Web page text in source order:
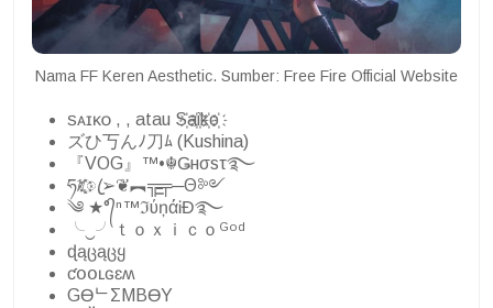
Nama FF Keren Aesthetic. Sumber: Free Fire Official Website
ꜱᴀɪᴋᴏ , , atau S҉a҉i҉k҉o҉
ズひ丂んﾉ刀ﾑ (Kushina)
『VOG』™•☬Ǥнσsτ࿐
ཧᜰ꙰ꦿ➢❦︻╦̵̵͇╤─Θ༻
༄ ★°᭄ⁿ™ℑύņάᎥĐ࿐
╰‿╯ｔｏｘｉｃｏᴳᵒᵈ
ɖąცąცყ
ƈօօʟɢɛʍ
GӨᄂΣMBӨY